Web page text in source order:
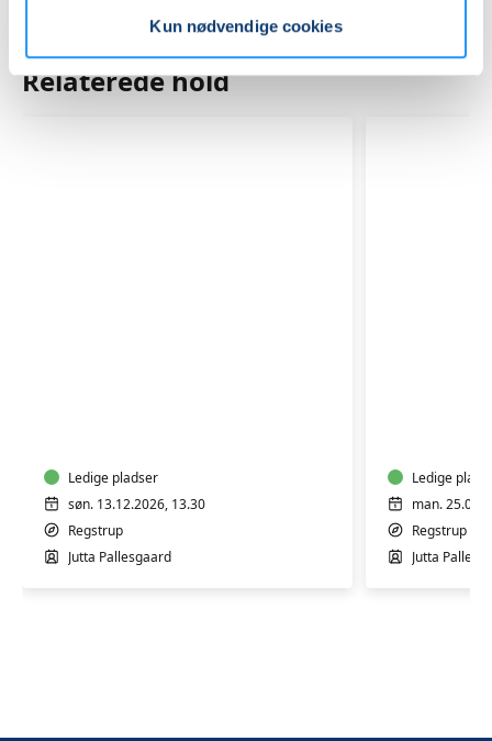
Kun nødvendige cookies
Relaterede hold
Ledige pladser
søn. 13.12.2026, 13.30
Regstrup
Jutta Pallesgaard
Ledige
man.
Regstrup
Jutta